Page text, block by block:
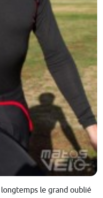
le grand oublié